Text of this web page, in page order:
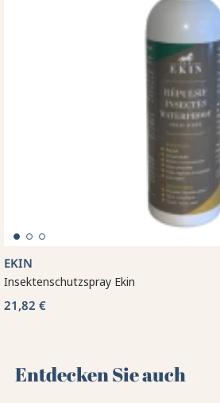
EKIN
Insektenschutzspray Ekin
21,82 €
Entdecken Sie auch 🌻